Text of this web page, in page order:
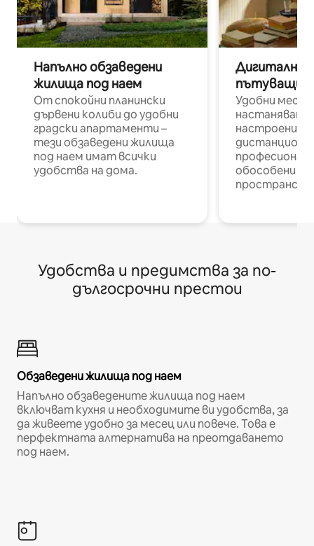
Напълно обзаведени
жилища под наем
От спокойни планински
дървени колиби до удобни
градски апартаменти –
тези обзаведени жилища
под наем имат всички
удобства на дома.
Дигитални
пътуващи
Удобни
настаняване
настроени и
обособени
Удобства и предимства за по-
дългосрочни престои
Обзаведени жилища под наем
Напълно обзаведените жилища под наем
включват кухня и необходимите ви удобства, за
да живеете удобно за месец или повече. Това е
перфектната алтернатива на преотдаването
под наем.